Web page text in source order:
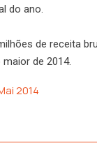
do ano.
de receita
de 2014.
2014